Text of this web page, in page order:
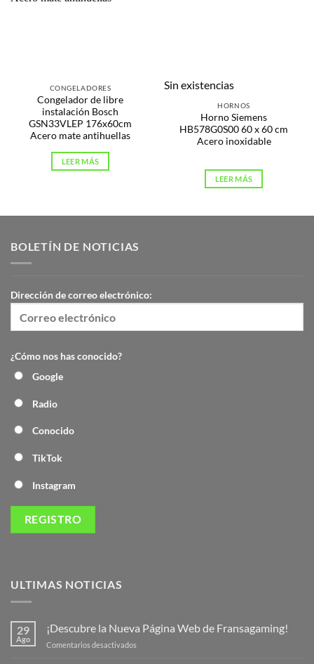
CONGELADORES
Congelador de libre
instalación Bosch
GSN33VLEP 176x60cm
Acero mate antihuellas
LEER MÁS
Sin existencias
HORNOS
Horno Siemens
HB578G0S00 60 x 60 cm
Acero inoxidable
LEER MÁS
BOLETÍN DE NOTICIAS
Dirección de correo electrónico:
¿Cómo nos has conocido?
Google
Radio
Conocido
TikTok
Instagram
ULTIMAS NOTICIAS
29
Ago
¡Descubre la Nueva Página Web de Fransagaming!
Comentarios desactivados